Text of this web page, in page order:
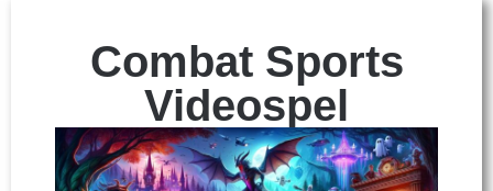
Combat Sports
Videospel